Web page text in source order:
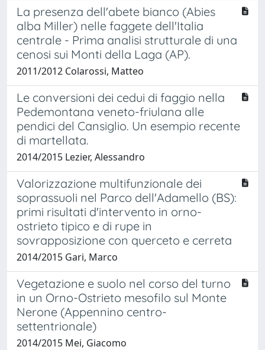
La presenza dell'abete bianco (Abies
alba Miller) nelle faggete dell'Italia
centrale - Prima analisi strutturale di una
cenosi sui Monti della Laga (AP).
2011/2012 Colarossi, Matteo
Le conversioni dei cedui di faggio nella
Pedemontana veneto-friulana alle
pendici del Cansiglio. Un esempio recente
di martellata.
2014/2015 Lezier, Alessandro
Valorizzazione multifunzionale dei
soprassuoli nel Parco dell'Adamello (BS):
primi risultati d'intervento in orno-
ostrieto tipico e di rupe in
sovrapposizione con querceto e cerreta
2014/2015 Gari, Marco
Vegetazione e suolo nel corso del turno
in un Orno-Ostrieto mesofilo sul Monte
Nerone (Appennino centro-
settentrionale)
2014/2015 Mei, Giacomo